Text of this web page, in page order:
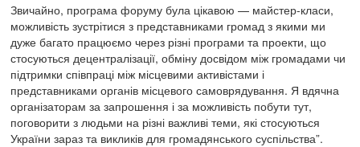
Звичайно, програма форуму була цікавою — майстер-класи,
можливість зустрітися з представниками громад з якими ми
дуже багато працюємо через різні програми та проекти, що
стосуються децентралізації, обміну досвідом між громадами чи
підтримки співпраці між місцевими активістами і
представниками органів місцевого самоврядування. Я вдячна
організаторам за запрошення і за можливість побути тут,
поговорити з людьми на різні важливі теми, які стосуються
України зараз та викликів для громадянського суспільства”.